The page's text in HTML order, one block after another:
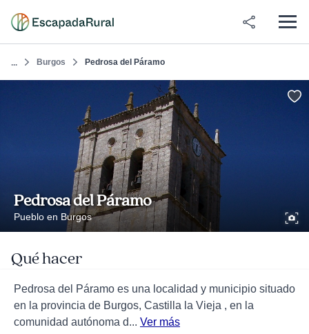
... Burgos Pedrosa del Páramo
Pedrosa del Páramo
Pueblo en Burgos
Qué hacer
Pedrosa del Páramo es una localidad y municipio situado
en la provincia de Burgos, Castilla la Vieja , en la
comunidad autónoma d... Ver más